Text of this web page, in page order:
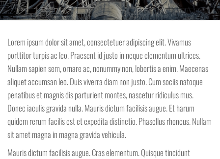
Lorem ipsum dolor sit amet, consectetuer adipiscing elit. Vivamus
porttitor turpis ac leo. Praesent id justo in neque elementum ultrices.
Nullam sapien sem, ornare ac, nonummy non, lobortis a enim. Maecenas
aliquet accumsan leo. Duis viverra diam non justo. Cum sociis natoque
penatibus et magnis dis parturient montes, nascetur ridiculus mus.
Donec iaculis gravida nulla. Mauris dictum facilisis augue. Et harum
quidem rerum facilis est et expedita distinctio. Phasellus rhoncus. Nullam
sit amet magna in magna gravida vehicula.
Mauris dictum facilisis augue. Cras elementum. Quisque tincidunt